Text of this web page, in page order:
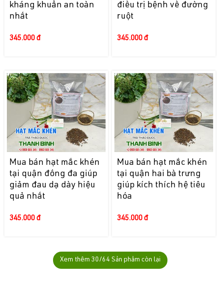
kháng khuẩn an toàn
nhất
345.000 đ
điều trị bệnh về đường
ruột
345.000 đ
Mua bán hạt mắc khén
tại quận đống đa giúp
giảm đau dạ dày hiệu
quả nhất
345.000 đ
Mua bán hạt mắc khén
tại quận hai bà trưng
giúp kích thích hệ tiêu
hóa
345.000 đ
Xem thêm 30/64 Sản phẩm còn lại